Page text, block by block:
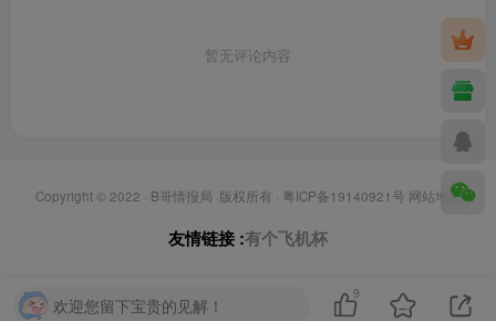
暂无评论内容
Copyright © 2022 · B哥情报局 ·版权所有 · 粤ICP备19140921号 网站地图
友情链接 :有个飞机杯
欢迎您留下宝贵的见解！
9